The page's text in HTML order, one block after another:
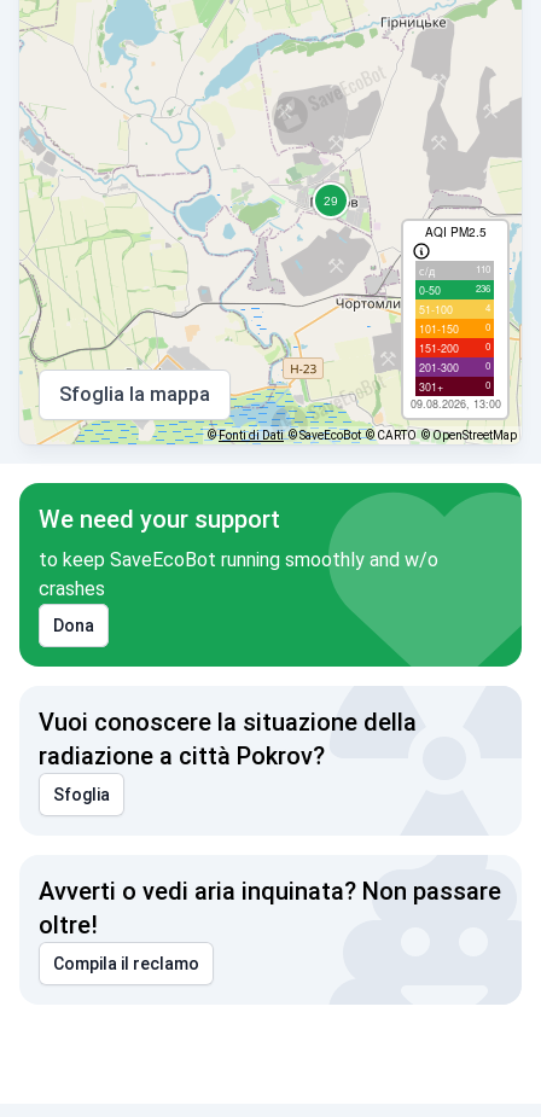
AQI PM2.5
с/д 110
0-50 236
51-100 4
101-150 0
151-200 0
201-300 0
301+ 0
09.08.2026, 13:00
Sfoglia la mappa
©Fonti di Dati © SaveEcoBot © CARTO © OpenStreetMap
We need your support
to keep SaveEcoBot running smoothly and w/o
crashes
Dona
Vuoi conoscere la situazione della
radiazione a città Pokrov?
Sfoglia
Avverti o vedi aria inquinata? Non passare
oltre!
Compila il reclamo